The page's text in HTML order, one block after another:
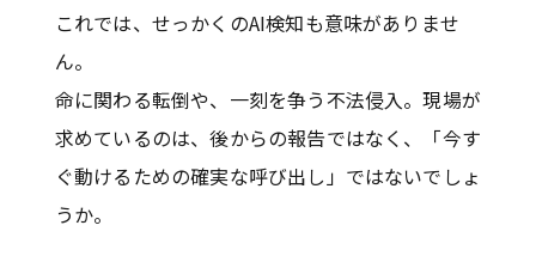
これでは、せっかくのAI検知も意味がありませ
ん。
命に関わる転倒や、一刻を争う不法侵入。現場が
求めているのは、後からの報告ではなく、「今す
ぐ動けるための確実な呼び出し」ではないでしょ
うか。